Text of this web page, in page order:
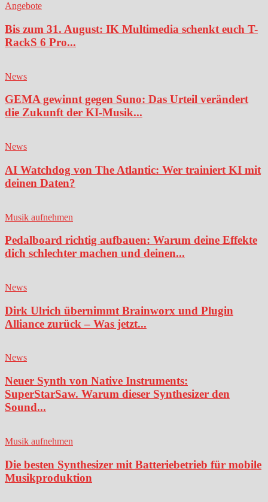
Angebote
Bis zum 31. August: IK Multimedia schenkt euch T-
RackS 6 Pro...
News
GEMA gewinnt gegen Suno: Das Urteil verändert
die Zukunft der KI-Musik...
News
AI Watchdog von The Atlantic: Wer trainiert KI mit
deinen Daten?
Musik aufnehmen
Pedalboard richtig aufbauen: Warum deine Effekte
dich schlechter machen und deinen...
News
Dirk Ulrich übernimmt Brainworx und Plugin
Alliance zurück – Was jetzt...
News
Neuer Synth von Native Instruments:
SuperStarSaw. Warum dieser Synthesizer den
Sound...
Musik aufnehmen
Die besten Synthesizer mit Batteriebetrieb für mobile
Musikproduktion